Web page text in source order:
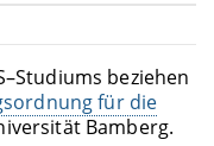
beziehen
für die
Bamberg.